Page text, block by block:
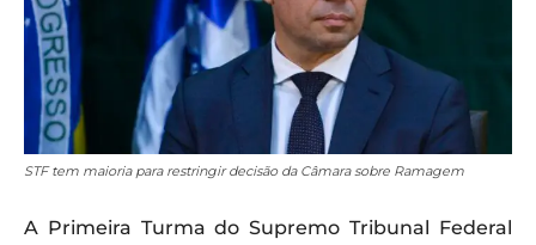
STF tem maioria para restringir decisão da Câmara sobre Ramagem
A Primeira Turma do Supremo Tribunal Federal